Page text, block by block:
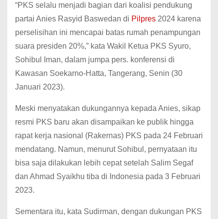
“PKS selalu menjadi bagian dari koalisi pendukung
partai Anies Rasyid Baswedan di Pilpres 2024 karena
perselisihan ini mencapai batas rumah penampungan
suara presiden 20%,” kata Wakil Ketua PKS Syuro,
Sohibul Iman, dalam jumpa pers. konferensi di
Kawasan Soekarno-Hatta, Tangerang, Senin (30
Januari 2023).
Meski menyatakan dukungannya kepada Anies, sikap
resmi PKS baru akan disampaikan ke publik hingga
rapat kerja nasional (Rakernas) PKS pada 24 Februari
mendatang. Namun, menurut Sohibul, pernyataan itu
bisa saja dilakukan lebih cepat setelah Salim Segaf
dan Ahmad Syaikhu tiba di Indonesia pada 3 Februari
2023.
Sementara itu, kata Sudirman, dengan dukungan PKS